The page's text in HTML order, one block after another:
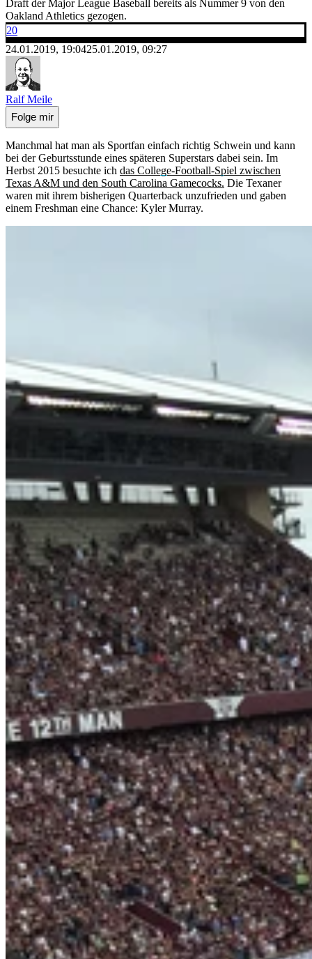
Draft der Major League Baseball bereits als Nummer 9 von den
Oakland Athletics gezogen.
20
24.01.2019, 19:0425.01.2019, 09:27
Ralf Meile
Folge mir
Manchmal hat man als Sportfan einfach richtig Schwein und kann
bei der Geburtsstunde eines späteren Superstars dabei sein. Im
Herbst 2015 besuchte ich das College-Football-Spiel zwischen
Texas A&M und den South Carolina Gamecocks. Die Texaner
waren mit ihrem bisherigen Quarterback unzufrieden und gaben
einem Freshman eine Chance: Kyler Murray.